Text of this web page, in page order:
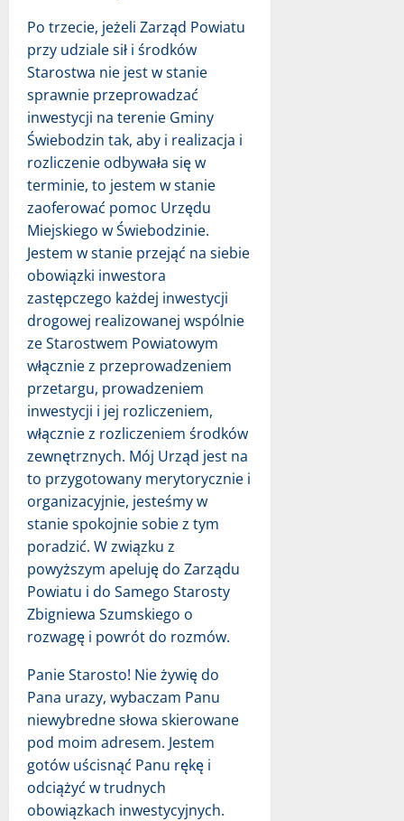
Po trzecie, jeżeli Zarząd Powiatu
przy udziale sił i środków
Starostwa nie jest w stanie
sprawnie przeprowadzać
inwestycji na terenie Gminy
Świebodzin tak, aby i realizacja i
rozliczenie odbywała się w
terminie, to jestem w stanie
zaoferować pomoc Urzędu
Miejskiego w Świebodzinie.
Jestem w stanie przejąć na siebie
obowiązki inwestora
zastępczego każdej inwestycji
drogowej realizowanej wspólnie
ze Starostwem Powiatowym
włącznie z przeprowadzeniem
przetargu, prowadzeniem
inwestycji i jej rozliczeniem,
włącznie z rozliczeniem środków
zewnętrznych. Mój Urząd jest na
to przygotowany merytorycznie i
organizacyjnie, jesteśmy w
stanie spokojnie sobie z tym
poradzić. W związku z
powyższym apeluję do Zarządu
Powiatu i do Samego Starosty
Zbigniewa Szumskiego o
rozwagę i powrót do rozmów.
Panie Starosto! Nie żywię do
Pana urazy, wybaczam Panu
niewybredne słowa skierowane
pod moim adresem. Jestem
gotów uścisnąć Panu rękę i
odciążyć w trudnych
obowiązkach inwestycyjnych.